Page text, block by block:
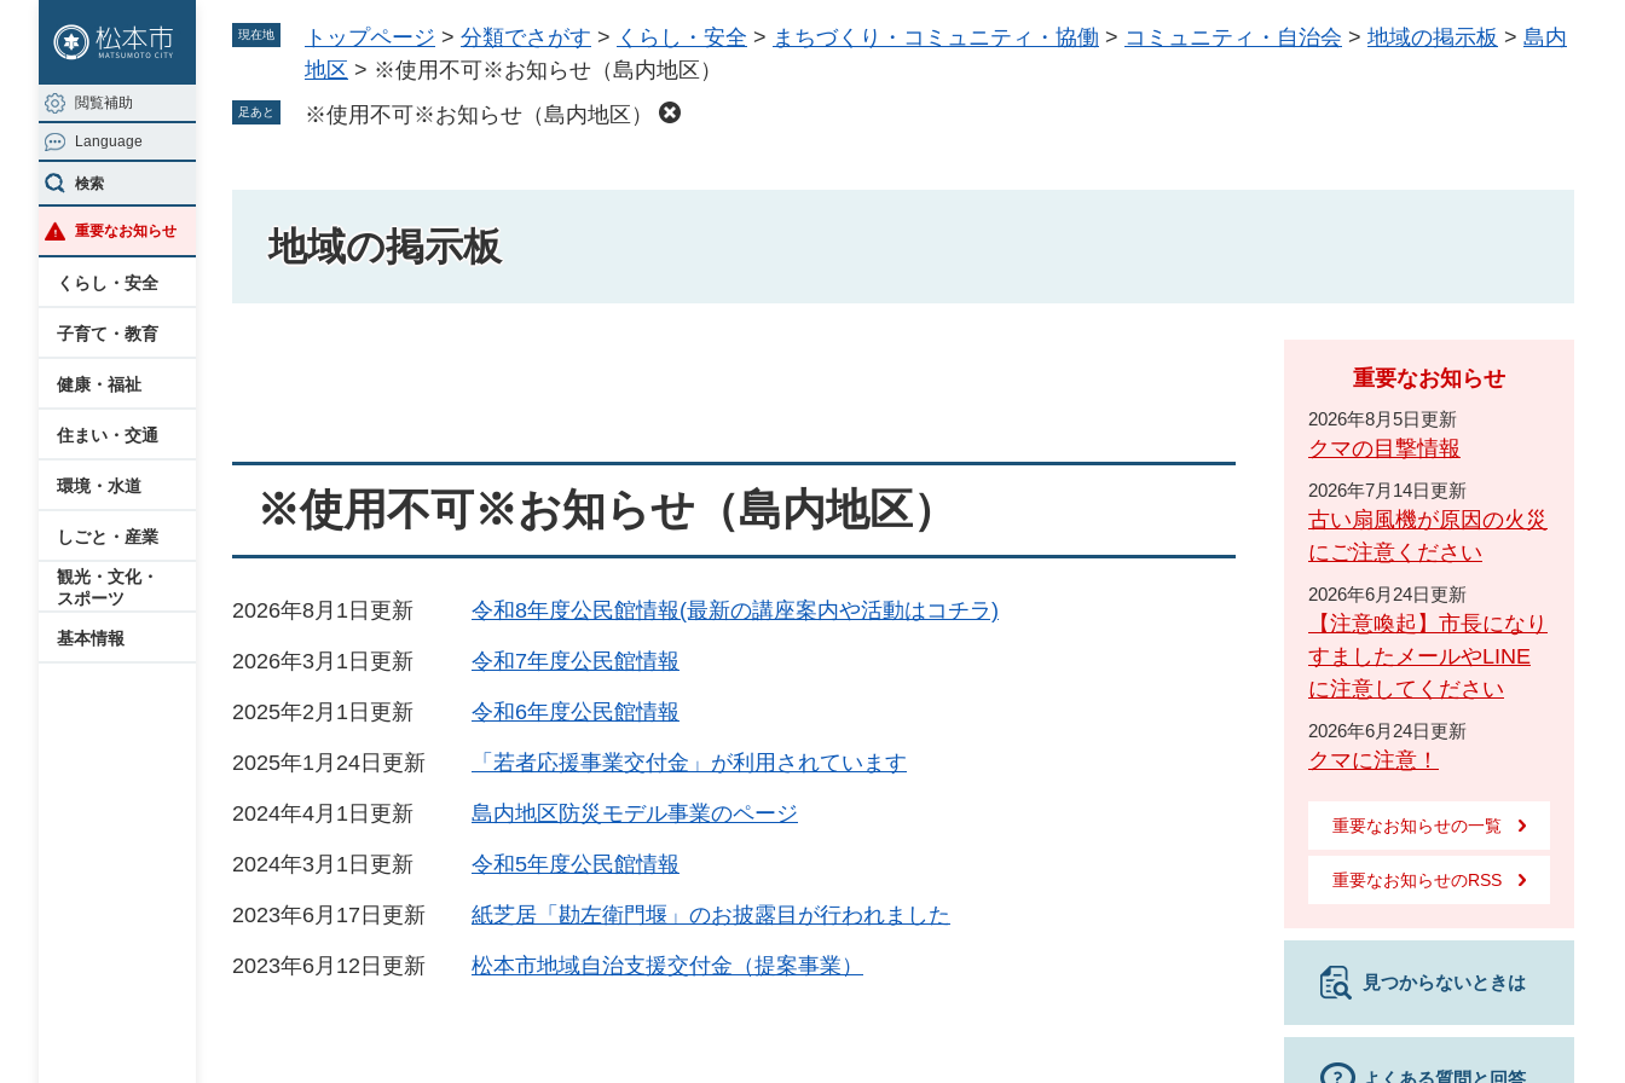
ジ
の
先
頭
で
す
ュ
ー
を
飛
ば
し
閲覧補助
Language
検索
重要なお知らせ
くらし・安全
子育て・教育
健康・福祉
住まい・交通
環境・水道
しごと・産業
観光・文化・
スポーツ
基本情報
現在地 トップページ > 分類でさがす > くらし・安全 > まちづくり・コミュニティ・協働 > コミュニティ・自治会 > 地域の掲示板 > 島内
地区 > ※使用不可※お知らせ（島内地区）
足あと ※使用不可※お知らせ（島内地区）
地域の掲示板
※使用不可※お知らせ（島内地区）
2026年8月1日更新 令和8年度公民館情報(最新の講座案内や活動はコチラ)
2026年3月1日更新 令和7年度公民館情報
2025年2月1日更新 令和6年度公民館情報
2025年1月24日更新 「若者応援事業交付金」が利用されています
2024年4月1日更新 島内地区防災モデル事業のページ
2024年3月1日更新 令和5年度公民館情報
2023年6月17日更新 紙芝居「勘左衛門堰」のお披露目が行われました
2023年6月12日更新 松本市地域自治支援交付金（提案事業）
重要なお知らせ
2026年8月5日更新
クマの目撃情報
2026年7月14日更新
古い扇風機が原因の火災
にご注意ください
2026年6月24日更新
【注意喚起】市長になり
すましたメールやLINE
に注意してください
2026年6月24日更新
クマに注意！
重要なお知らせの一覧
重要なお知らせのRSS
見つからないときは
よくある質問と回答